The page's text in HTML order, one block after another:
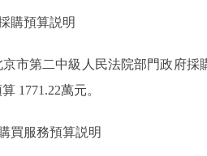
預算説明
第二中級人民法院部門政府採購
1771.22萬元。
服務預算説明